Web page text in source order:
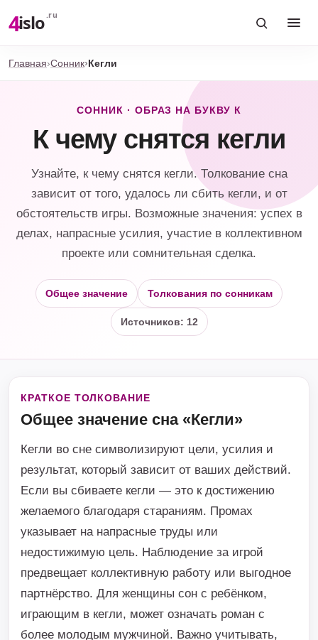
4islo .ru
Главная Сонник Кегли
СОННИК · ОБРАЗ НА БУКВУ К
К чему снятся кегли
Узнайте, к чему снятся кегли. Толкование сна
зависит от того, удалось ли сбить кегли, и от
обстоятельств игры. Возможные значения: успех в
делах, напрасные усилия, участие в коллективном
проекте или сомнительная сделка.
Общее значение Толкования по сонникам
Источников: 12
КРАТКОЕ ТОЛКОВАНИЕ
Общее значение сна «Кегли»
Кегли во сне символизируют цели, усилия и
результат, который зависит от ваших действий.
Если вы сбиваете кегли — это к достижению
желаемого благодаря стараниям. Промах
указывает на напрасные труды или
недостижимую цель. Наблюдение за игрой
предвещает коллективную работу или выгодное
партнёрство. Для женщины сон с ребёнком,
играющим в кегли, может означать роман с
более молодым мужчиной. Важно учитывать,